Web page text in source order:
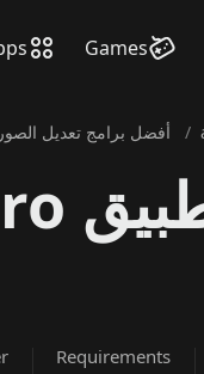
Games
/ أفضل برامج تعديل الصور
Requirements